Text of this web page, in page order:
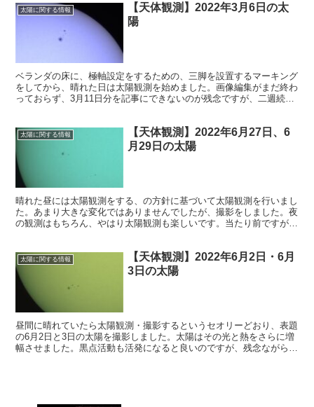
太陽に関する情報
【天体観測】2022年3月6日の太
陽
ベランダの床に、極軸設定をするための、三脚を設置するマーキング
をしてから、晴れた日は太陽観測を始めました。画像編集がまだ終わ
っておらず、3月11日分を記事にできないのが残念ですが、二週続け
太陽に関する情報
【天体観測】2022年6月27日、6
月29日の太陽
晴れた昼には太陽観測をする、の方針に基づいて太陽観測を行いまし
た。あまり大きな変化ではありませんでしたが、撮影をしました。夜
の観測はもちろん、やはり太陽観測も楽しいです。当たり前ですが暑
太陽に関する情報
【天体観測】2022年6月2日・6月
3日の太陽
昼間に晴れていたら太陽観測・撮影するというセオリーどおり、表題
の6月2日と3日の太陽を撮影しました。太陽はその光と熱をさらに増
幅させました。黒点活動も活発になると良いのですが、残念ながら因